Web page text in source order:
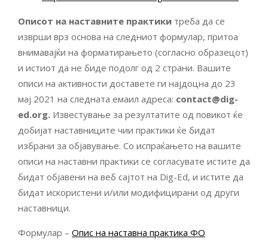
Описот на наставните практики треба да се
изврши врз основа на следниот формулар, притоа
внимавајќи на форматирањето (согласно образецот)
и истиот да не биде подолг од 2 страни. Вашите
описи на активности доставете ги најдоцна до 23
мај 2021 на следната емаил адреса: contact@dig-
ed.org. Известување за резултатите од повикот ќе
добијат наставниците чии практики ќе бидат
избрани за објавување. Со испраќањето на вашите
описи на наставни практики се согласувате истите да
бидат објавени на веб сајтот на Dig-Ed, и истите да
бидат искористени и/или модифицирани од други
наставници.
Формулар – Опис на наставна практика ФО